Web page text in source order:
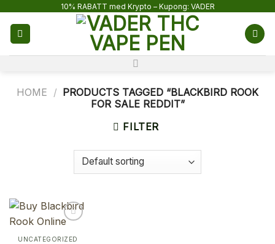
content
10% RABATT med Krypto – Kupong: VADER
HOME / PRODUCTS TAGGED “BLACKBIRD ROOK
FOR SALE REDDIT”
FILTER
UNCATEGORIZED